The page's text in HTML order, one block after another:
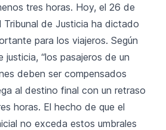
tres horas. Hoy, el 26 de
Tribunal de Justicia ha dictado
para los viajeros. Según
justicia, “los pasajeros de un
deben ser compensados
al destino final con un retraso
horas. El hecho de que el
no exceda estos umbrales